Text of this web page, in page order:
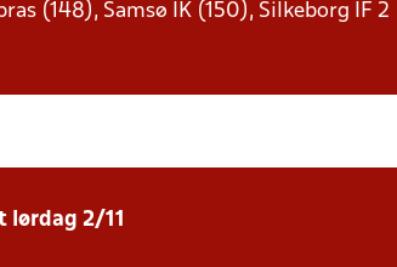
(148), Samsø IK (150), Silkeborg IF 2
lørdag 2/11